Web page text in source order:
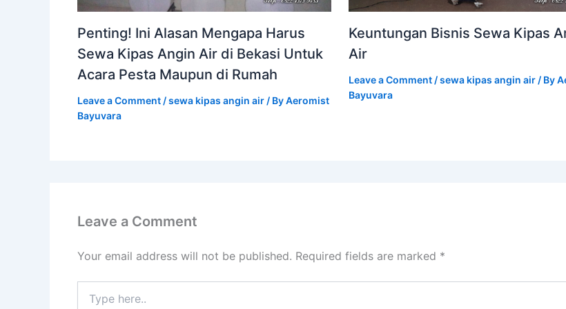
Penting! Ini Alasan Mengapa Harus
Sewa Kipas Angin Air di Bekasi Untuk
Acara Pesta Maupun di Rumah
Leave a Comment /sewa kipas angin air / ByAeromist
Bayuvara
Keuntungan Bisnis Sewa Kipas
Air
Leave a Comment /sewa kipas angin air/ By
Bayuvara
Leave a Comment
Your email address will not be published. Required fields are marked *
here..